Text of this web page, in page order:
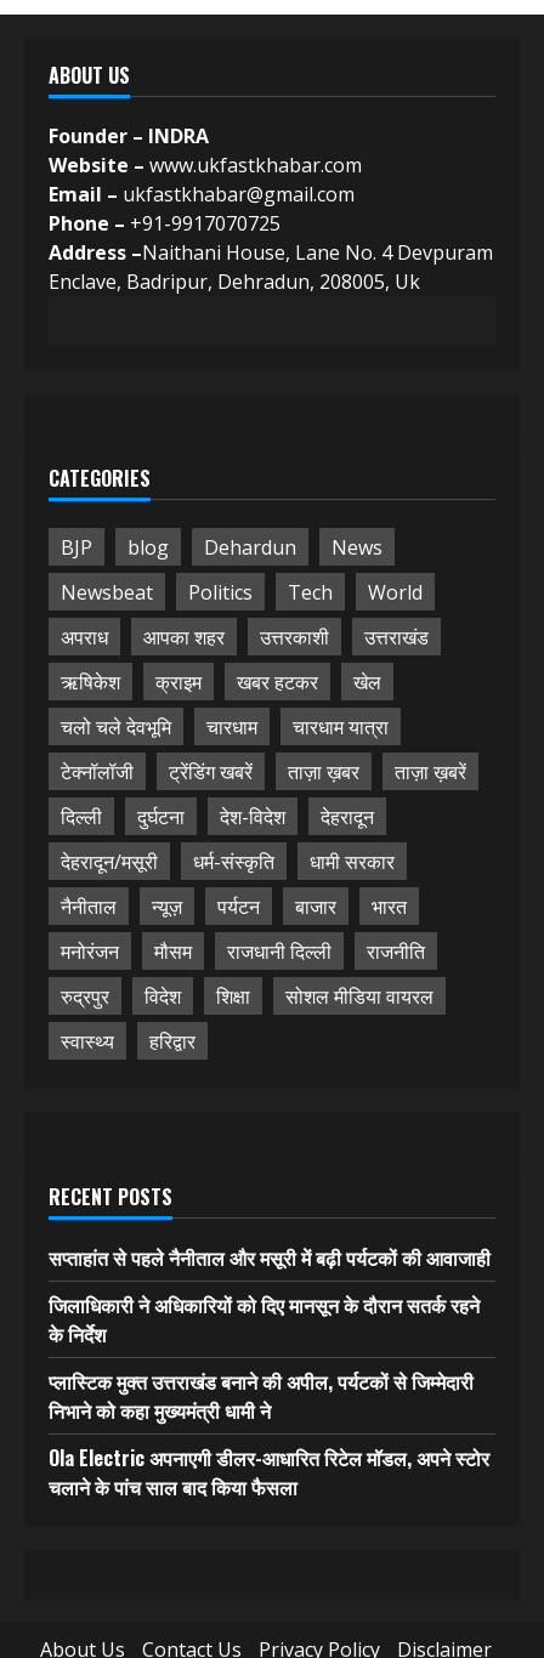
ABOUT US
Founder – INDRA
Website – www.ukfastkhabar.com
Email – ukfastkhabar@gmail.com
Phone – +91-9917070725
Address –Naithani House, Lane No. 4 Devpuram
Enclave, Badripur, Dehradun, 208005, Uk
CATEGORIES
BJP blog Dehardun
News
Newsbeat
Politics Tech
World
अपराध
आपका शहर उत्तरकाशी
उत्तराखंड
ऋषिकेश
क्राइम खबर हटकर
खेल
चलो चले देवभूमि
चारधाम
चारधाम यात्रा
टेक्नॉलॉजी
ट्रेंडिंग खबरें ताज़ा ख़बर
ताज़ा ख़बरें
दिल्ली
दुर्घटना देश-विदेश
देहरादून
देहरादून/मसूरी
धर्म-संस्कृति
धामी सरकार
नैनीताल
न्यूज़ पर्यटन बाजार
भारत
मनोरंजन
मौसम राजधानी दिल्ली
राजनीति
रुद्रपुर
विदेश शिक्षा
सोशल मीडिया वायरल
स्वास्थ्य
हरिद्वार
RECENT POSTS
सप्ताहांत से पहले नैनीताल और मसूरी में बढ़ी पर्यटकों की आवाजाही
जिलाधिकारी ने अधिकारियों को दिए मानसून के दौरान सतर्क रहने
के निर्देश
प्लास्टिक मुक्त उत्तराखंड बनाने की अपील, पर्यटकों से जिम्मेदारी
निभाने को कहा मुख्यमंत्री धामी ने
Ola Electric अपनाएगी डीलर-आधारित रिटेल मॉडल, अपने स्टोर
चलाने के पांच साल बाद किया फैसला
About Us Contact Us Privacy Policy Disclaimer